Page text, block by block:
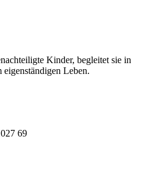
Kinder, begleitet sie in
Leben.
69